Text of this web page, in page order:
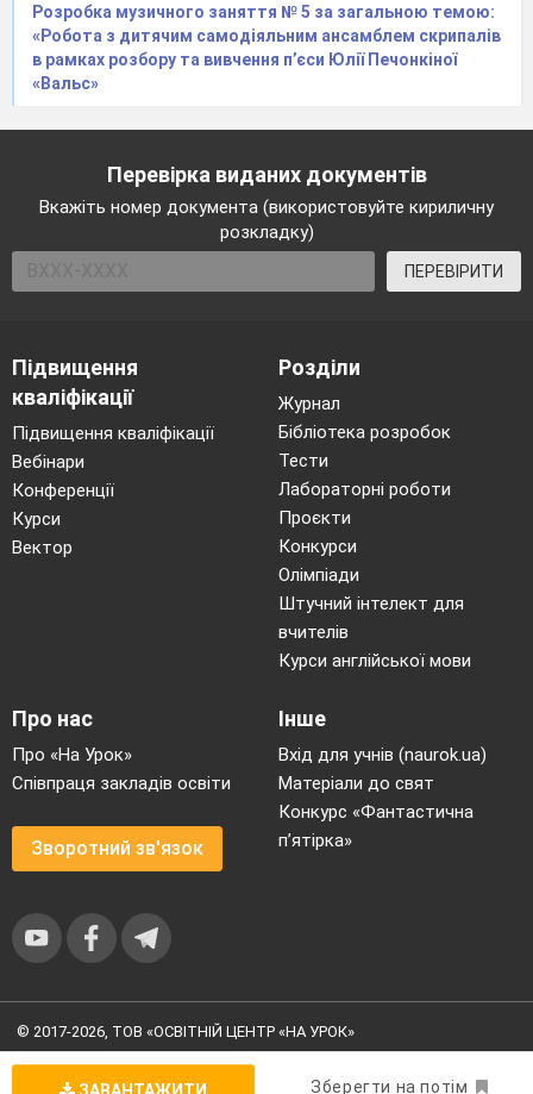
Розробка музичного заняття № 5 за загальною темою:
«Робота з дитячим самодіяльним ансамблем скрипалів
в рамках розбору та вивчення п’єси Юлії Печонкіної
«Вальс»
Зберегти на потім
Перевірка виданих документів
Вкажіть номер документа (використовуйте кириличну
розкладку)
ПЕРЕВІРИТИ
Підвищення
кваліфікації
Підвищення кваліфікації
Вебінари
Конференції
Курси
Вектор
Розділи
Журнал
Бібліотека розробок
Тести
Лабораторні роботи
Проєкти
Конкурси
Олімпіади
Штучний інтелект для
вчителів
Курси англійської мови
Про нас
Про «На Урок»
Співпраця закладів освіти
Зворотний зв'язок
Інше
Вхід для учнів (naurok.ua)
Матеріали до свят
Конкурс «Фантастична
п’ятірка»
© 2017-2026, ТОВ «ОСВІТНІЙ ЦЕНТР «НА УРОК»
конфіденційності